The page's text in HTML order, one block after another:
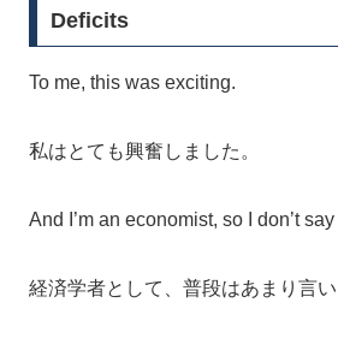
Deficits
To me, this was exciting.
私はとても興奮しました。
And I’m an economist, so I don’t
経済学者として、普段はあまり言い